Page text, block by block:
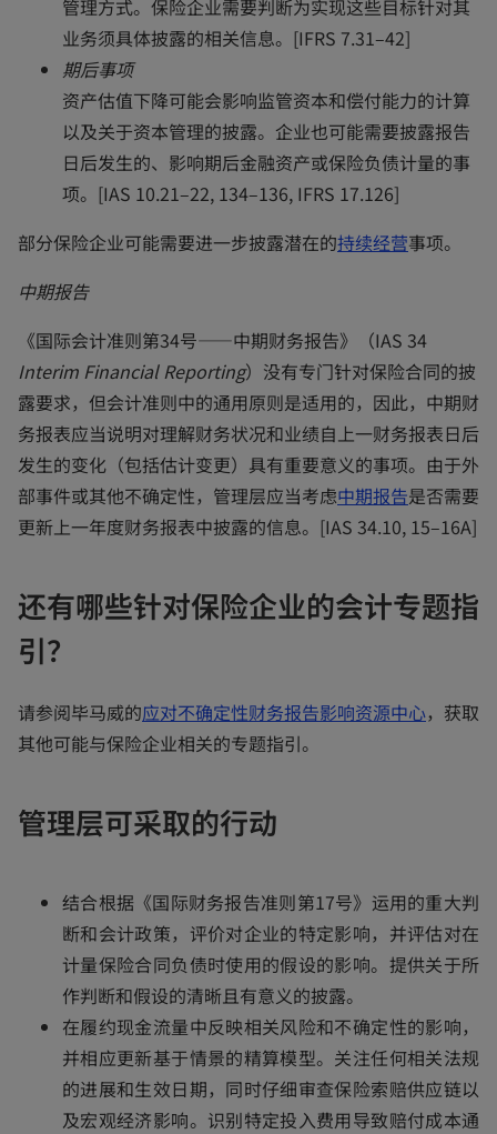
管理方式。保险企业需要判断为实现这些目标针对其
业务须具体披露的相关信息。[IFRS 7.31–42]
期后事项
资产估值下降可能会影响监管资本和偿付能力的计算
以及关于资本管理的披露。企业也可能需要披露报告
日后发生的、影响期后金融资产或保险负债计量的事
项。[IAS 10.21–22, 134–136, IFRS 17.126]
部分保险企业可能需要进一步披露潜在的持续经营o
n
s
n
a
n
e
a
事项。
中期报告
《国际会计准则第34号——中期财务报告》（IAS 34
Interim Financial Reporting）没有专门针对保险合同的披
露要求，但会计准则中的通用原则是适用的，因此，中期财
务报表应当说明对理解财务状况和业绩自上一财务报表日后
发生的变化（包括估计变更）具有重要意义的事项。由于外
部事件或其他不确定性，管理层应当考虑中期报告o
p
n
s
a
b
是否需要
更新上一年度财务报表中披露的信息。[IAS 34.10, 15–16A]
还有哪些针对保险企业的会计专题指
引？
请参阅毕马威的应对不确定性财务报告影响资源中心o
n
a
n
w
t
a
b
，获取
其他可能与保险企业相关的专题指引。
管理层可采取的行动
结合根据《国际财务报告准则第17号》运用的重大判
断和会计政策，评价对企业的特定影响，并评估对在
计量保险合同负债时使用的假设的影响。提供关于所
作判断和假设的清晰且有意义的披露。
在履约现金流量中反映相关风险和不确定性的影响，
并相应更新基于情景的精算模型。关注任何相关法规
的进展和生效日期，同时仔细审查保险索赔供应链以
及宏观经济影响。识别特定投入费用导致赔付成本通